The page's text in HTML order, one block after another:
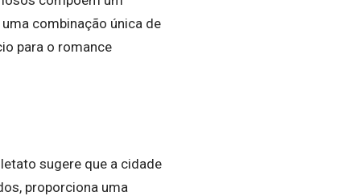
combinação única de
para o romance
sugere que a cidade
proporciona uma